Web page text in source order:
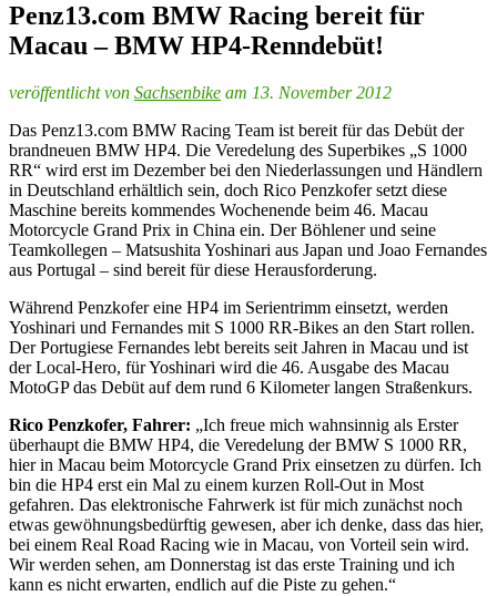
Penz13.com BMW Racing bereit für
Macau – BMW HP4-Renndebüt!
veröffentlicht von Sachsenbike am 13. November 2012
Das Penz13.com BMW Racing Team ist bereit für das Debüt der
brandneuen BMW HP4. Die Veredelung des Superbikes „S 1000
RR“ wird erst im Dezember bei den Niederlassungen und Händlern
in Deutschland erhältlich sein, doch Rico Penzkofer setzt diese
Maschine bereits kommendes Wochenende beim 46. Macau
Motorcycle Grand Prix in China ein. Der Böhlener und seine
Teamkollegen – Matsushita Yoshinari aus Japan und Joao Fernandes
aus Portugal – sind bereit für diese Herausforderung.
Während Penzkofer eine HP4 im Serientrimm einsetzt, werden
Yoshinari und Fernandes mit S 1000 RR-Bikes an den Start rollen.
Der Portugiese Fernandes lebt bereits seit Jahren in Macau und ist
der Local-Hero, für Yoshinari wird die 46. Ausgabe des Macau
MotoGP das Debüt auf dem rund 6 Kilometer langen Straßenkurs.
Rico Penzkofer, Fahrer: „Ich freue mich wahnsinnig als Erster
überhaupt die BMW HP4, die Veredelung der BMW S 1000 RR,
hier in Macau beim Motorcycle Grand Prix einsetzen zu dürfen. Ich
bin die HP4 erst ein Mal zu einem kurzen Roll-Out in Most
gefahren. Das elektronische Fahrwerk ist für mich zunächst noch
etwas gewöhnungsbedürftig gewesen, aber ich denke, dass das hier,
bei einem Real Road Racing wie in Macau, von Vorteil sein wird.
Wir werden sehen, am Donnerstag ist das erste Training und ich
kann es nicht erwarten, endlich auf die Piste zu gehen.“